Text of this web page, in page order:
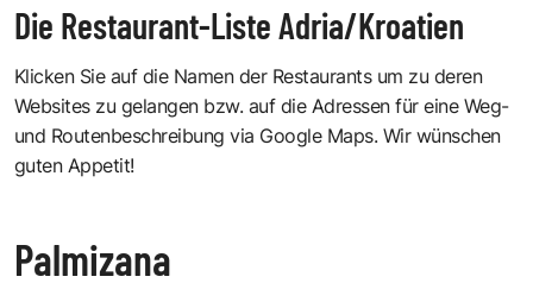
Die Restaurant-Liste Adria/Kroatien
Klicken Sie auf die Namen der Restaurants um zu deren
Websites zu gelangen bzw. auf die Adressen für eine Weg-
und Routenbeschreibung via Google Maps. Wir wünschen
guten Appetit!
Palmizana